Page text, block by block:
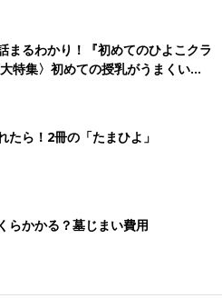
」
VACANCYのブルーパンツはセ
期待できるアイテムなんだとか。
かい素材で、肌触りも最高なんだ
まるわかり！『初めてのひよこクラ
特集〉初めての授乳がうまくい
ルクの基本と夏のトラブル 解決テ
たら！2冊の「たまひよ」
らかかる？墓じまい費用